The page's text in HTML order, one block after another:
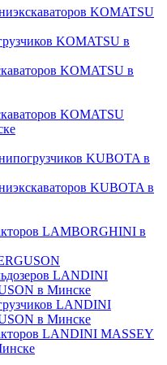
KOMATSU
KOMATSU в
KOMATSU в
KOMATSU
KUBOTA в
KUBOTA в
LAMBORGHINI в
LANDINI
в Минске
LANDINI
в Минске
LANDINI MASSEY